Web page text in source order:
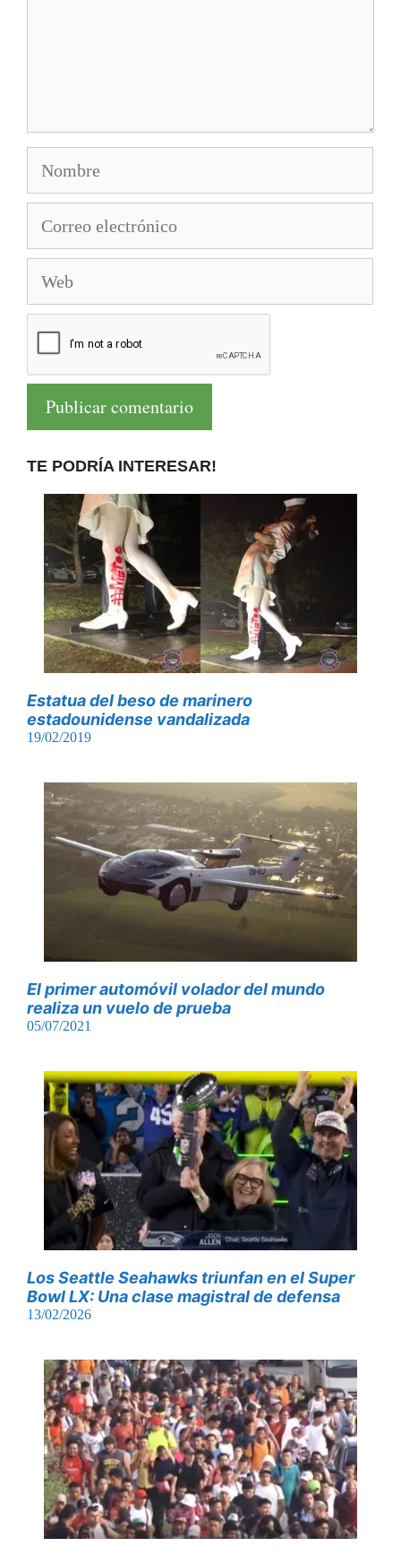
electrónico
TE PODRÍA INTERESAR!
Estatua del beso de marinero
estadounidense vandalizada
19/02/2019
El primer automóvil volador del mundo
realiza un vuelo de prueba
05/07/2021
Los Seattle Seahawks triunfan en el Super
Bowl LX: Una clase magistral de defensa
13/02/2026